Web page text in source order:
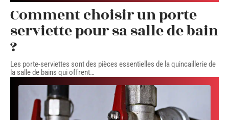
Comment choisir un porte
serviette pour sa salle de bain
?
Les porte-serviettes sont des pièces essentielles de la quincaillerie de
la salle de bains qui offrent…